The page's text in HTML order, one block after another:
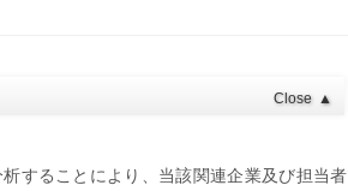
Close ▲
することにより、当該関連企業及び担当者